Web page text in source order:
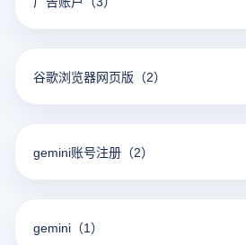
谷歌浏览器网页版 （2）
gemini账号注册 （2）
gemini （1）